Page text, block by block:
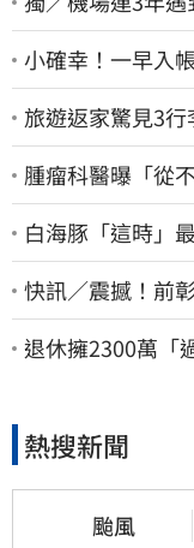
小確幸！一早入
旅遊返家驚見3
腫瘤科醫曝「從
白海豚「這時」
快訊／震撼！前
10億、洗錢囤
退休擁2300萬「
熱搜新聞
颱風